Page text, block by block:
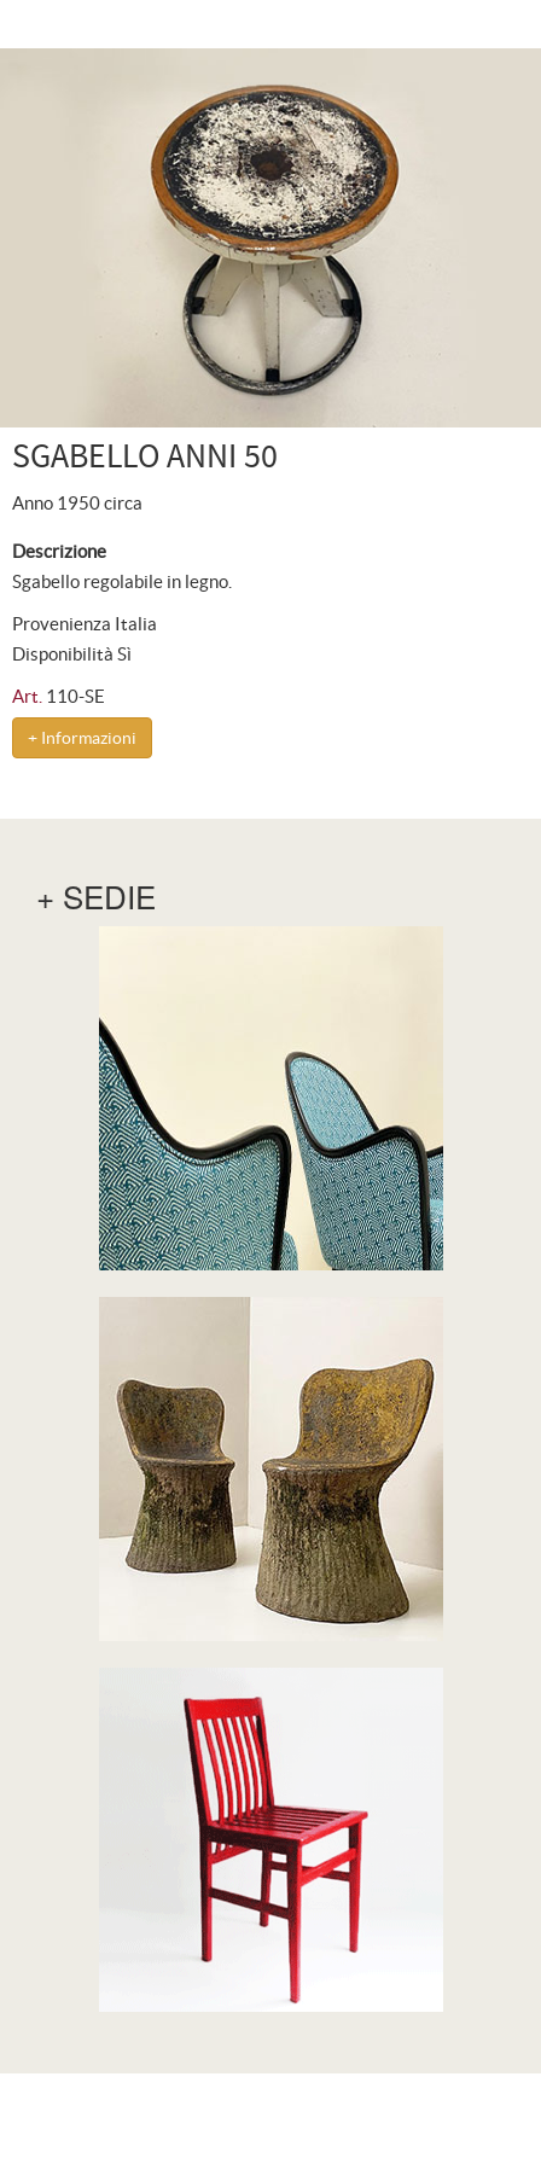
SGABELLO ANNI 50
Anno 1950 circa
Descrizione
Sgabello regolabile in legno.
Provenienza Italia
Disponibilità Sì
Art. 110-SE
+ Informazioni
+ SEDIE